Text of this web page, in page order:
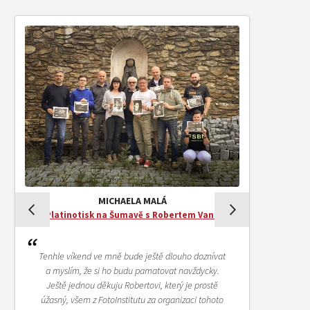
MICHAELA MALÁ
Platinotisk na Šumavě s Robertem Vano
Tenhle víkend ve mně bude ještě dlouho doznívat
a myslím, že si ho budu pamatovat navždycky.
Ještě jednou děkuju Robertovi, který je prostě
úžasný, všem z FotoInstitutu za organizaci tohoto